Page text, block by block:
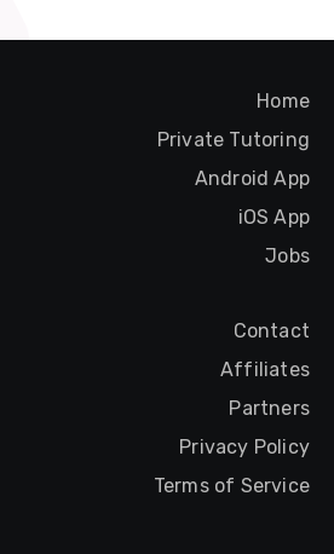
Home
Private Tutoring
Android App
iOS App
Jobs
Contact
Affiliates
Partners
Privacy Policy
Terms of Service